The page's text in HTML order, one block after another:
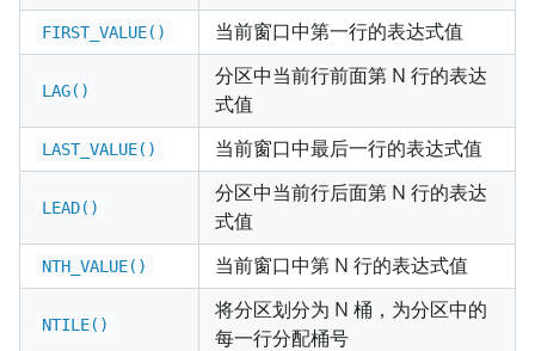
FIRST_VALUE() 当前窗口中第一行的表达式值
LAG()
分区中当前行前面第 N 行的表达
式值
LAST_VALUE() 当前窗口中最后一行的表达式值
LEAD()
分区中当前行后面第 N 行的表达
式值
NTH_VALUE() 当前窗口中第 N 行的表达式值
NTILE()
将分区划分为 N 桶，为分区中的
每一行分配桶号